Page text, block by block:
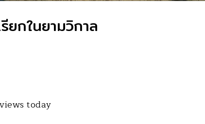
ยกในยามวิกาล
today